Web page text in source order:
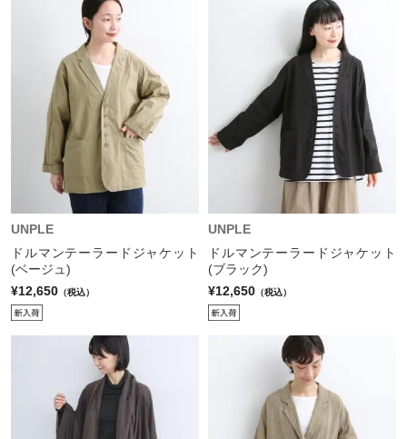
UNPLE
ドルマンテーラードジャケット
(ベージュ)
¥12,650 （税込）
UNPLE
ドルマンテーラードジャケット
(ブラック)
¥12,650 （税込）